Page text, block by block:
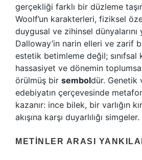
gerçekliği farklı bir düzleme
Woolf’un karakterleri, fiziksel
duygusal ve zihinsel dünyalarını
Dalloway’in narin elleri ve zarif
estetik betimleme değil; sınıfsal
hassasiyet ve dönemin
örülmüş bir semboldür. Genetik
edebiyatın çerçevesinde
kazanır: ince bilek, bir varlığın
akışına karşı duyarlılığı simgeler.
METINLER ARASI